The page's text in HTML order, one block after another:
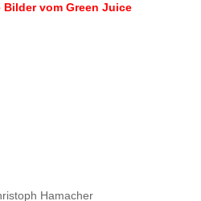
vom Green Juice
Hamacher